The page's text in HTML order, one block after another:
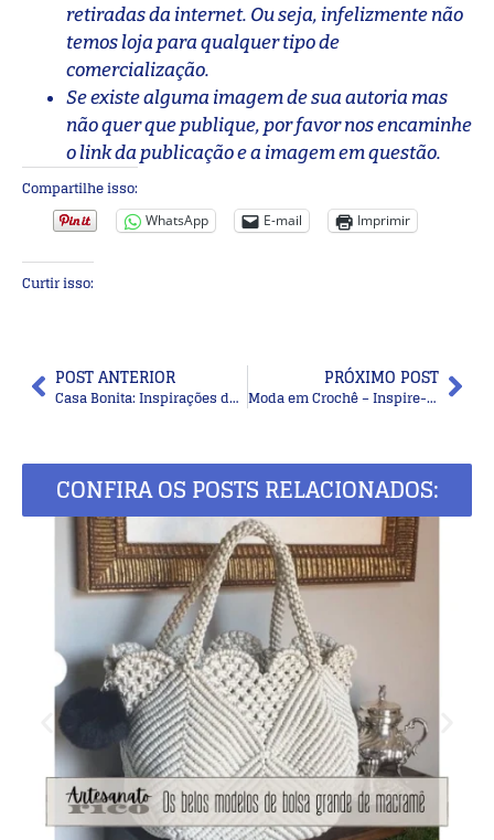
retiradas da internet. Ou seja, infelizmente não
temos loja para qualquer tipo de
comercialização.
Se existe alguma imagem de sua autoria mas
não quer que publique, por favor nos encaminhe
o link da publicação e a imagem em questão.
Compartilhe isso:
WhatsApp E-mail Imprimir
Curtir isso:
POST ANTERIOR
Casa Bonita: Inspirações de Decoração com Palhinha Indiana para Todos os Ambientes
PRÓXIMO POST
Moda em Crochê – Inspire-se Nestas Bolsas de Crochê Estilo Carteiro
CONFIRA OS POSTS RELACIONADOS: